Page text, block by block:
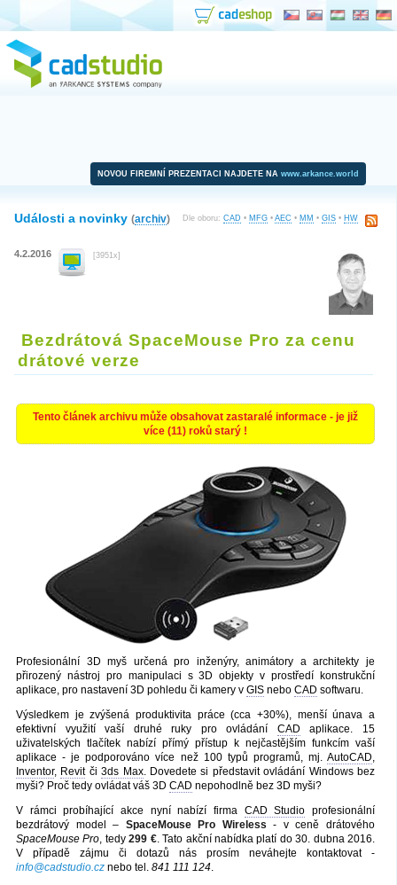
NOVOU FIREMNÍ PREZENTACI NAJDETE NA www.arkance.world
Dle oboru: CAD • MFG • AEC • MM • GIS • HW
Události a novinky (archiv)
4.2.2016 [3951x]
Bezdrátová SpaceMouse Pro za cenu
drátové verze
Tento článek archivu může obsahovat zastaralé informace - je již
více (11) roků starý !
Profesionální 3D myš určená pro inženýry, animátory a architekty je
přirozený nástroj pro manipulaci s 3D objekty v prostředí konstrukční
aplikace, pro nastavení 3D pohledu či kamery v GIS nebo CAD softwaru.
Výsledkem je zvýšená produktivita práce (cca +30%), menší únava a
efektivní využití vaší druhé ruky pro ovládání CAD aplikace. 15
uživatelských tlačítek nabízí přímý přístup k nejčastějším funkcím vaší
aplikace - je podporováno více než 100 typů programů, mj. AutoCAD,
Inventor, Revitči3ds Max. Dovedete si představit ovládání Windows bez
myši? Proč tedy ovládat váš 3D CAD nepohodlně bez 3D myši?
V rámci probíhající akce nyní nabízí firma CAD Studio profesionální
bezdrátový model – SpaceMouse Pro Wireless - v ceně drátového
SpaceMouse Pro, tedy299 €. Tato akční nabídka platí do 30. dubna 2016.
V případě zájmu či dotazů nás prosím neváhejte kontaktovat -
info@cadstudio.cz nebo tel. 841 111 124.